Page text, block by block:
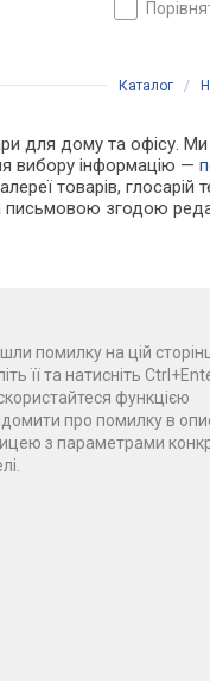
Швейцарія
Каталог /
для дому та офісу.
вибору інформацію —
товарів, глосарій
письмовою згодою
помилку на цій
її та натисніть
функцією
про помилку в
з параметрами